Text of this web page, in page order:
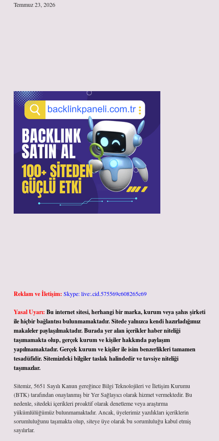
Temmuz 23, 2026
Reklam ve İletişim: Skype: live:.cid.575569c608265c69
Yasal Uyarı: Bu internet sitesi, herhangi bir marka, kurum veya şahıs şirketi
ile hiçbir bağlantısı bulunmamaktadır. Sitede yalnızca kendi hazırladığımız
makaleler paylaşılmaktadır. Burada yer alan içerikler haber niteliği
taşımamakta olup, gerçek kurum ve kişiler hakkında paylaşım
yapılmamaktadır. Gerçek kurum ve kişiler ile isim benzerlikleri tamamen
tesadüfidir. Sitemizdeki bilgiler taslak halindedir ve tavsiye niteliği
taşımazlar.
Sitemiz, 5651 Sayılı Kanun gereğince Bilgi Teknolojileri ve İletişim Kurumu
(BTK) tarafından onaylanmış bir Yer Sağlayıcı olarak hizmet vermektedir. Bu
nedenle, sitedeki içerikleri proaktif olarak denetleme veya araştırma
yükümlülüğümüz bulunmamaktadır. Ancak, üyelerimiz yazdıkları içeriklerin
sorumluluğunu taşımakta olup, siteye üye olarak bu sorumluluğu kabul etmiş
sayılırlar.